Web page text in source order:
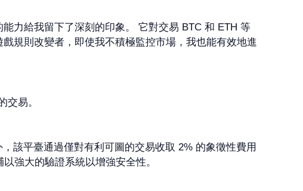
力給我留下了深刻的印象。 它對交易 BTC 和 ETH 等
規則改變者，即使我不積極監控市場，我也能有效地進
交易。
該平臺通過僅對有利可圖的交易收取 2% 的象徵性費用
強大的驗證系統以增強安全性。